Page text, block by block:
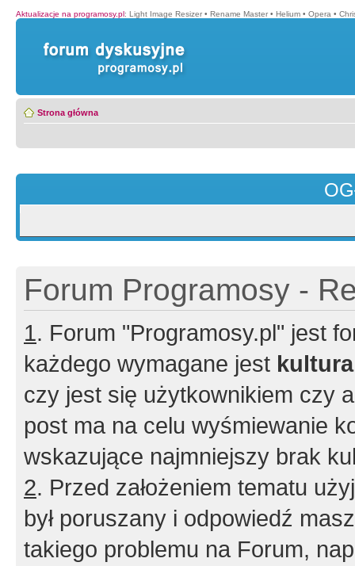
Aktualizacje na programosy.pl: Light Image Resizer • Rename Master • Helium • Opera •
Strona główna
Forum Programosy -
1. Forum "Programosy.pl" jest
każdego wymagane jest
czy jest się użytkownikiem czy
post ma na celu wyśmiewanie
wskazujące najmniejszy brak
2. Przed założeniem tematu
był poruszany i odpowiedź
takiego problemu na Forum,